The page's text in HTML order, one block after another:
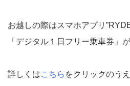
お越しの際はスマホアプリ
「デジタル１日フリー乗車券」
詳しくはこちら をクリックのう